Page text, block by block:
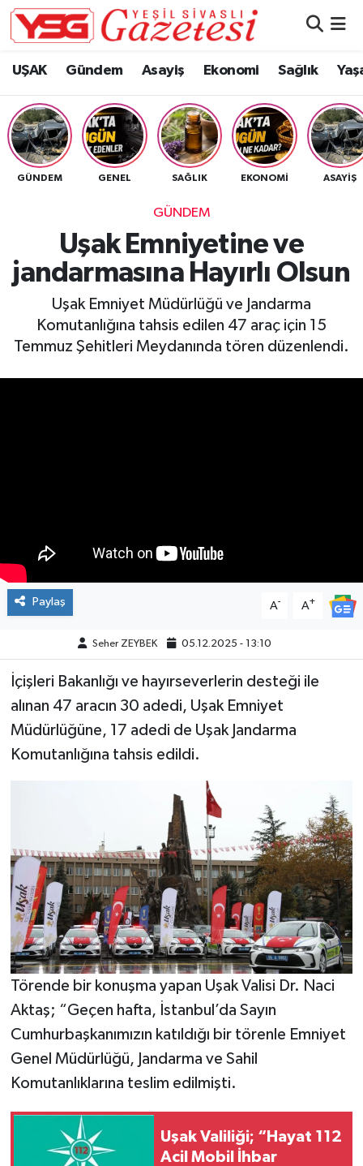
UŞAK Gündem Asayiş Ekonomi Sağlık
GÜNDEM GENEL SAĞLIK EKONOMI ASAYIŞ
GÜNDEM
Uşak Emniyetine ve
jandarmasına Hayırlı Olsun
Uşak Emniyet Müdürlüğü ve Jandarma
Komutanlığına tahsis edilen 47 araç için 15
Temmuz Şehitleri Meydanında tören düzenlendi.
Paylaş A- A+
Seher ZEYBEK 05.12.2025 - 13:10
İçişleri Bakanlığı ve hayırseverlerin desteği ile
alınan 47 aracın 30 adedi, Uşak Emniyet
Müdürlüğüne, 17 adedi de Uşak Jandarma
Komutanlığına tahsis edildi.
Törende bir konuşma yapan Uşak Valisi Dr. Naci
Aktaş; “Geçen hafta, İstanbul’da Sayın
Cumhurbaşkanımızın katıldığı bir törenle Emniyet
Genel Müdürlüğü, Jandarma ve Sahil
Komutanlıklarına teslim edilmişti.
Uşak Valiliği; “Hayat 112
Acil Mobil İhbar
Hava Durumu
Namaz Vakitleri
Trafik Durumu
Tüm Manşetler
Son Dakika Haberleri
Haber Arşivi